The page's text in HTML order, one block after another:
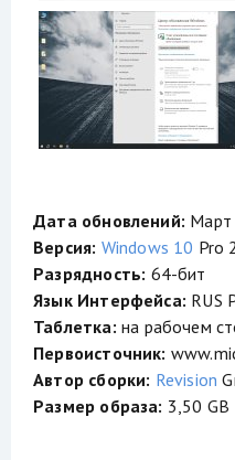
Дата обновлений:
Версия: Windows 10 Pro
Разрядность: 64-бит
Язык Интерфейса: RUS
Таблетка: на рабочем
Первоисточник:
Автор сборки: Revision
Размер образа: 3,50 GB